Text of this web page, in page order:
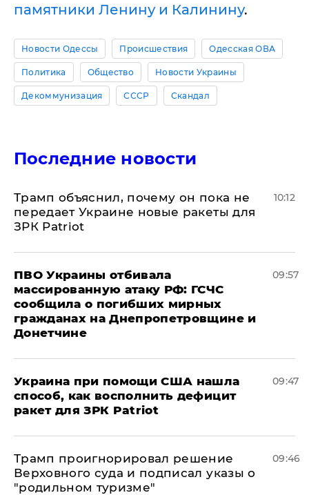
памятники Ленину и Калинину.
Новости Одессы Происшествия Одесская ОВА
Политика Общество Новости Украины
Декоммунизация СССР Скандал
Последние новости
Трамп объяснил, почему он пока не
передает Украине новые ракеты для
ЗРК Patriot
10:12
ПВО Украины отбивала
массированную атаку РФ: ГСЧС
сообщила о погибших мирных
гражданах на Днепропетровщине и
Донетчине
09:57
Украина при помощи США нашла
способ, как восполнить дефицит
ракет для ЗРК Patriot
09:47
Трамп проигнорировал решение
Верховного суда и подписал указы о
"родильном туризме"
09:46